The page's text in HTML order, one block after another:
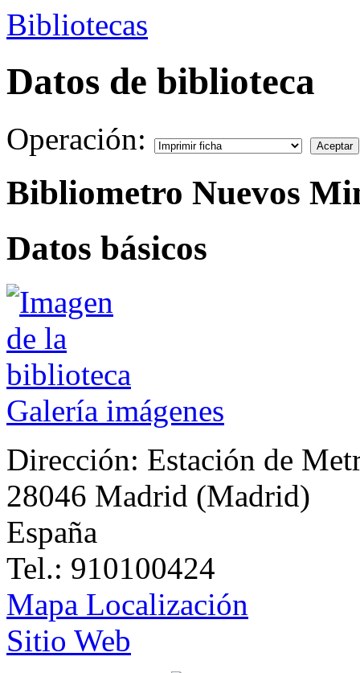
Bibliotecas
Datos de biblioteca
Operación:
Bibliometro Nuevos
Datos básicos
Galería imágenes
Dirección: Estación de
28046 Madrid (Madrid)
España
Tel.: 910100424
Mapa Localización
Sitio Web